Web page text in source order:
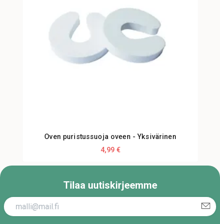
Oven puristussuoja oveen - Yksivärinen
4,99 €
Tilaa uutiskirjeemme